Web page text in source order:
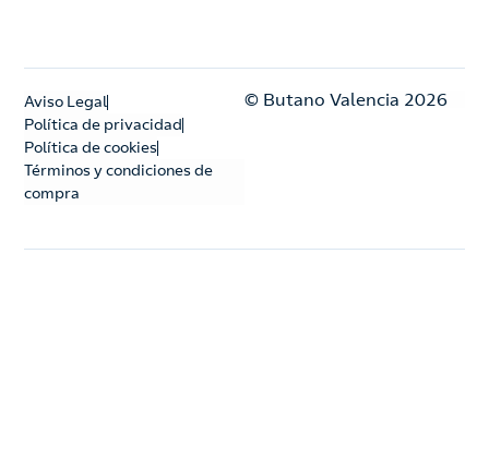
Aviso Legal
Política de privacidad
Política de cookies
Términos y condiciones de
compra
© Butano Valencia 2026